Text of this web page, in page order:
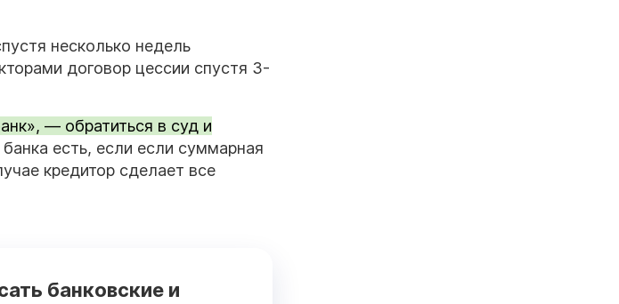
несколько недель
договор цессии спустя 3-
— обратиться в суд и
есть, если если суммарная
кредитор сделает все
банковские и